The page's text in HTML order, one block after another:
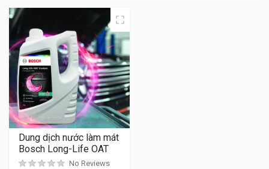
Dung dịch nước làm mát
Bosch Long-Life OAT
No Reviews